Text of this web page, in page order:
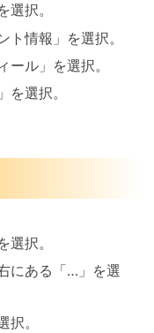
択。
情報」を選択。
ル」を選択。
選択。
択。
にある「…」を選
択。